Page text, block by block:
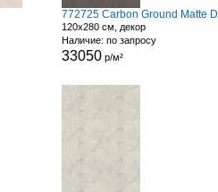
120x280 см, декор
Наличие: по запросу
33050р/м²